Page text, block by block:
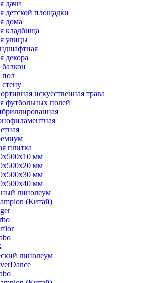
дачи
детской площадки
дома
кладбища
улицы
декора
искусственная трава
футбольных полей
плитка
мм
мм
мм
мм
линолеум
(Китай)
линолеум